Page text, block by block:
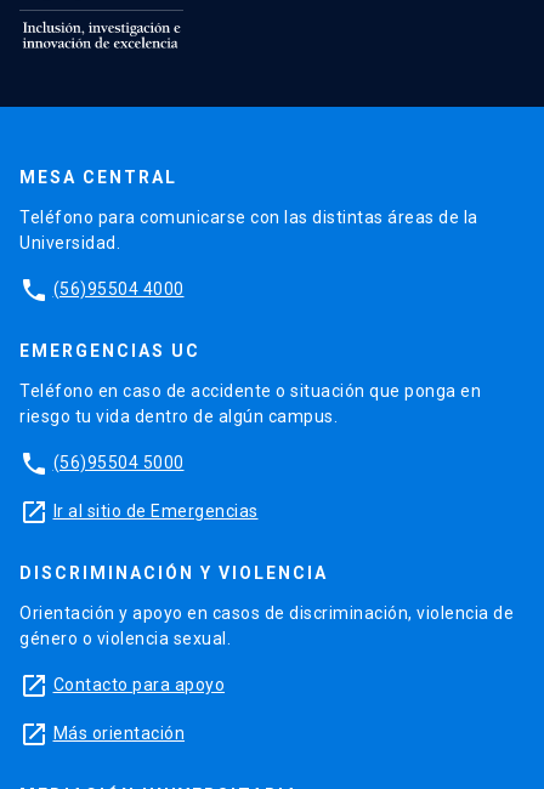
MESA CENTRAL
Teléfono para comunicarse con las distintas áreas de la
Universidad.
phone (56)95504 4000
EMERGENCIAS UC
Teléfono en caso de accidente o situación que ponga en
riesgo tu vida dentro de algún campus.
phone (56)95504 5000
launch Ir al sitio de Emergencias
DISCRIMINACIÓN Y VIOLENCIA
Orientación y apoyo en casos de discriminación, violencia de
género o violencia sexual.
launch Contacto para apoyo
launch Más orientación